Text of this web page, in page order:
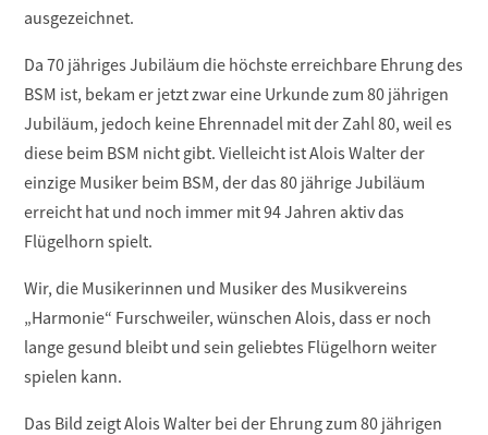
ausgezeichnet.
Da 70 jähriges Jubiläum die höchste erreichbare Ehrung des
BSM ist, bekam er jetzt zwar eine Urkunde zum 80 jährigen
Jubiläum, jedoch keine Ehrennadel mit der Zahl 80, weil es
diese beim BSM nicht gibt. Vielleicht ist Alois Walter der
einzige Musiker beim BSM, der das 80 jährige Jubiläum
erreicht hat und noch immer mit 94 Jahren aktiv das
Flügelhorn spielt.
Wir, die Musikerinnen und Musiker des Musikvereins
„Harmonie“ Furschweiler, wünschen Alois, dass er noch
lange gesund bleibt und sein geliebtes Flügelhorn weiter
spielen kann.
Das Bild zeigt Alois Walter bei der Ehrung zum 80 jährigen